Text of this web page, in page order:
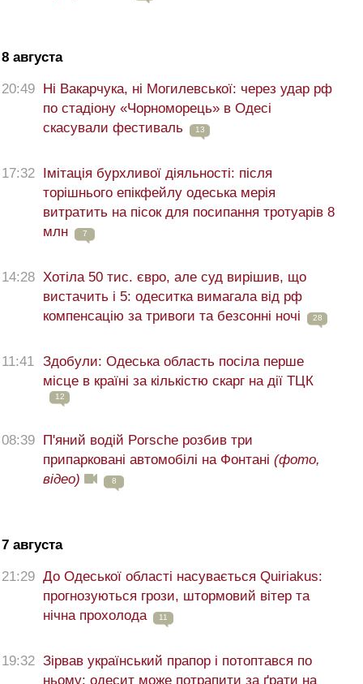
8 августа
20:49 Ні Вакарчука, ні Могилевської: через удар рф
по стадіону «Чорноморець» в Одесі
скасували фестиваль
13
17:32 Імітація бурхливої діяльності: після
торішнього епікфейлу одеська мерія
витратить на пісок для посипання тротуарів 8
млн
7
14:28 Хотіла 50 тис. євро, але суд вирішив, що
вистачить і 5: одеситка вимагала від рф
компенсацію за тривоги та безсонні ночі
28
11:41
Здобули: Одеська область посіла перше
місце в країні за кількістю скарг на дії ТЦК
12
08:39 П'яний водій Porsche розбив три
припарковані автомобілі на Фонтані (фото,
відео)
8
7 августа
21:29 До Одеської області насувається Quiriakus:
прогнозуються грози, штормовий вітер та
нічна прохолода
11
19:32 Зірвав український прапор і потоптався по
ньому: одесит може потрапити за ґрати на